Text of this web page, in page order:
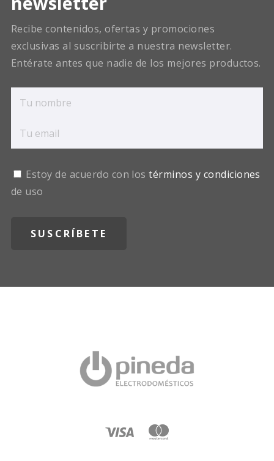
Recibe contenidos, ofertas y promociones
exclusivas al suscribirte a nuestra newsletter.
Entérate antes que nadie de los mejores productos.
Estoy de acuerdo con lostérminos y condiciones
de uso